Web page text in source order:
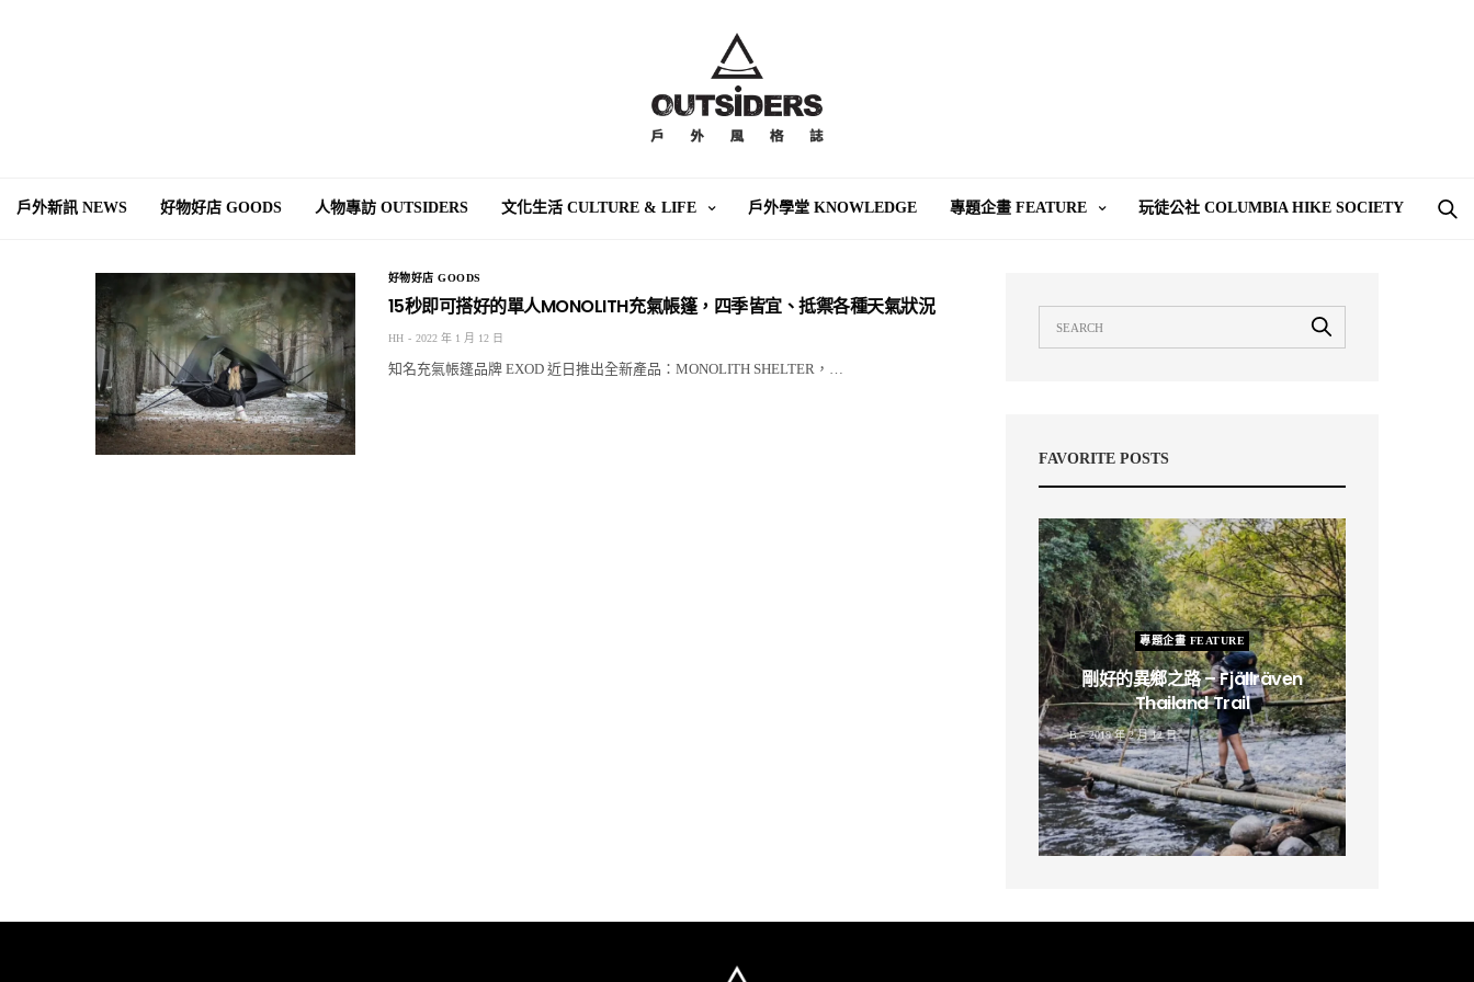
戶外新訊 NEWS 好物好店 GOODS 人物專訪 OUTSIDERS 文化生活 CULTURE & LIFE 戶外學堂 KNOWLEDGE 專題企畫 FEATURE 玩徒公社 COLUMBIA HIKE SOCIETY
好物好店 GOODS
15秒即可搭好的單人MONOLITH充氣帳篷，四季皆宜、抵禦各種天氣狀況
HH 2022 年 1 月 12 日
知名充氣帳篷品牌 EXOD 近日推出全新產品：MONOLITH SHELTER，…
FAVORITE POSTS
專題企畫 FEATURE
剛好的異鄉之路 – Fjällräven
Thailand Trail
B 2019 年 2 月 12 日